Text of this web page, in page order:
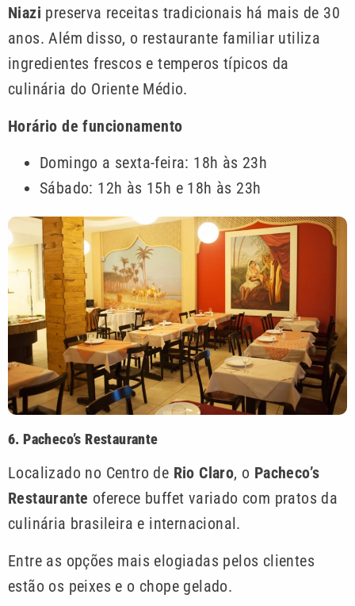
Niazi preserva receitas tradicionais há mais de 30
anos. Além disso, o restaurante familiar utiliza
ingredientes frescos e temperos típicos da
culinária do Oriente Médio.
Horário de funcionamento
Domingo a sexta-feira: 18h às 23h
Sábado: 12h às 15h e 18h às 23h
6. Pacheco’s Restaurante
Localizado no Centro de Rio Claro, o Pacheco’s
Restaurante oferece buffet variado com pratos da
culinária brasileira e internacional.
Entre as opções mais elogiadas pelos clientes
estão os peixes e o chope gelado.